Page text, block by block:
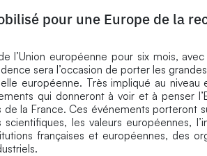
pour une Europe de la
l’Union européenne pour six mois, avec
sera l’occasion de porter les
européenne. Très impliqué au niveau
qui donneront à voir et à penser
la France. Ces événements porteront
les valeurs européennes,
françaises et européennes, des